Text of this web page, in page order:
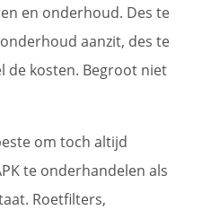
en onderhoud. Des te
aanzit, des te
de kosten. Begroot niet
om toch altijd
te onderhandelen als
Roetfilters,